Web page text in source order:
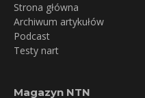
Strona główna
Archiwum artykułów
Podcast
Testy nart
Magazyn NTN